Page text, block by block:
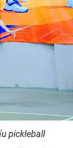
pickleball